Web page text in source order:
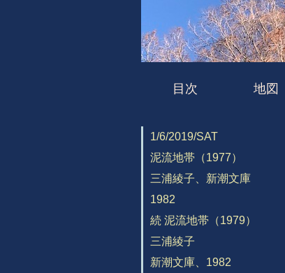
目次 地図
1/6/2019/SAT
泥流地帯（1977）
三浦綾子、新潮文庫
1982
続 泥流地帯（1979）
三浦綾子
新潮文庫、1982